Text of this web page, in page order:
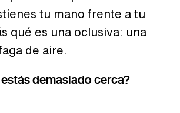
tu mano frente a tu
qué es una oclusiva: una
de aire.
demasiado cerca?